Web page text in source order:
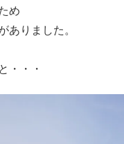
め
ありました。
・・・